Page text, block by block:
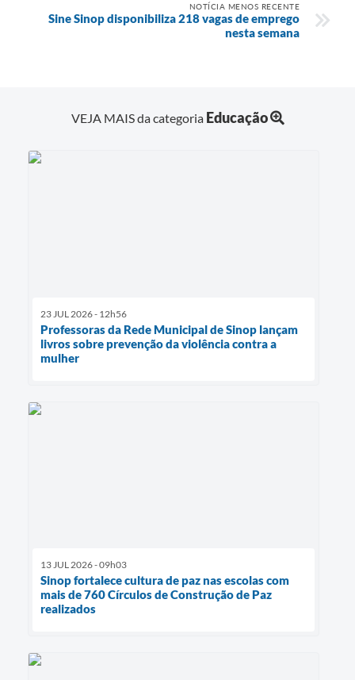
NOTÍCIA MENOS RECENTE
Sine Sinop disponibiliza 218 vagas de emprego
nesta semana
VEJA MAIS da categoria Educação
23 JUL 2026 - 12h56
Professoras da Rede Municipal de Sinop lançam
livros sobre prevenção da violência contra a
mulher
13 JUL 2026 - 09h03
Sinop fortalece cultura de paz nas escolas com
mais de 760 Círculos de Construção de Paz
realizados